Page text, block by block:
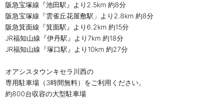
阪急宝塚線『池田駅』より2.5km 約8分
阪急宝塚線『雲雀丘花屋敷駅」より2.8km 約8分
阪急箕面線『箕面駅』より6.2km 約15分
JR福知山線『伊丹駅』より7km 約18分
JR福知山線『塚口駅』より10km 約27分
オアシスタウンキセラ川西の
専用駐車場（3時間無料）をご利用ください。
約800台収容の大型駐車場